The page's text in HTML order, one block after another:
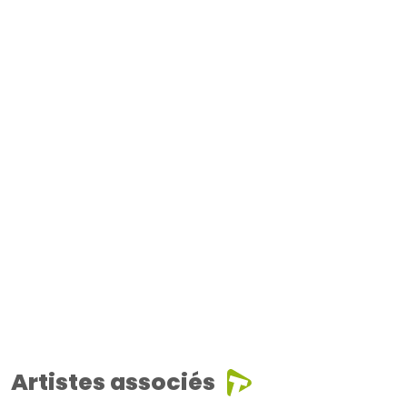
Artistes associés